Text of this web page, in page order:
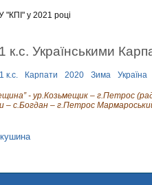
"КПІ" у 2021 році
1 к.с. Українськими
1 к.с. Карпати 2020 Зима Україна
- ур.Козьмещик – г.Петрос
– с.Богдан – г.Петрос